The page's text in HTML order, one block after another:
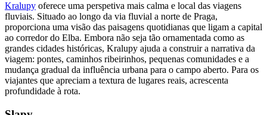
Kralupy oferece uma perspetiva mais calma e local das viagens
fluviais. Situado ao longo da via fluvial a norte de Praga,
proporciona uma visão das paisagens quotidianas que ligam a capital
ao corredor do Elba. Embora não seja tão ornamentada como as
grandes cidades históricas, Kralupy ajuda a construir a narrativa da
viagem: pontes, caminhos ribeirinhos, pequenas comunidades e a
mudança gradual da influência urbana para o campo aberto. Para os
viajantes que apreciam a textura de lugares reais, acrescenta
profundidade à rota.